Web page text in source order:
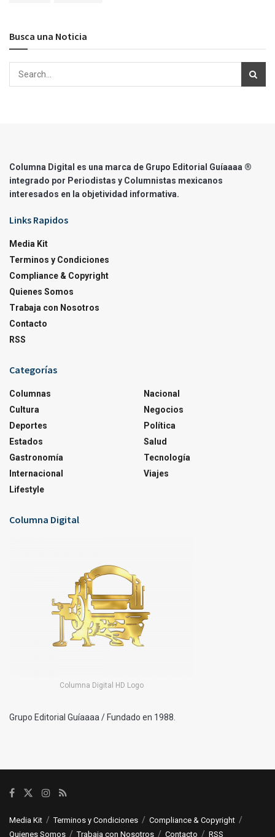
Busca una Noticia
Columna Digital es una marca de Grupo Editorial Guíaaaa ®
integrado por Periodistas y Columnistas mexicanos
interesados en la objetividad informativa.
Links Rapidos
Media Kit
Terminos y Condiciones
Compliance & Copyright
Quienes Somos
Trabaja con Nosotros
Contacto
RSS
Categorías
Columnas
Cultura
Deportes
Estados
Gastronomía
Internacional
Lifestyle
Nacional
Negocios
Política
Salud
Tecnología
Viajes
Columna Digital
Columna Digital HD Logo
Grupo Editorial Guíaaaa / Fundado en 1988.
Media Kit Terminos y Condiciones
Compliance & Copyright
Quienes Somos
Trabaja con Nosotros Contacto RSS